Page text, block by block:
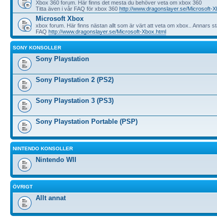
Xbox 360 forum. Här finns det mesta du behöver veta om xbox 360
Titta även i vår FAQ för xbox 360 http://www.dragonslayer.se/Microsoft-
Microsoft Xbox
xbox forum. Här finns nästan allt som är värt att veta om xbox.. Annars
FAQ http://www.dragonslayer.se/Microsoft-Xbox.html
SONY KONSOLLER
Sony Playstation
Sony Playstation 2 (PS2)
Sony Playstation 3 (PS3)
Sony Playstation Portable (PSP)
NINTENDO KONSOLLER
Nintendo WII
ÖVRIGT
Allt annat